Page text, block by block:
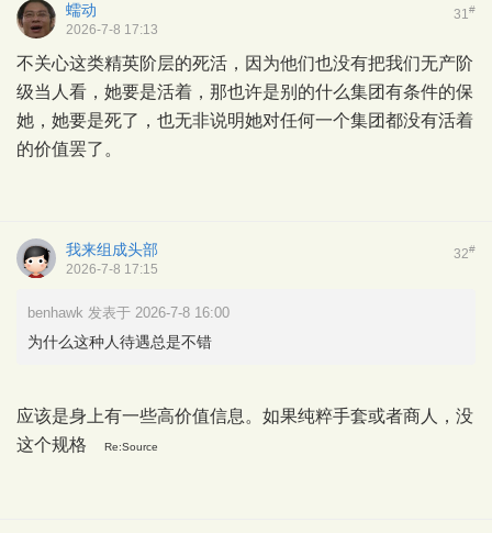
31#
蠕动
2026-7-8 17:13
不关心这类精英阶层的死活，因为他们也没有把我们无产阶
级当人看，她要是活着，那也许是别的什么集团有条件的保
她，她要是死了，也无非说明她对任何一个集团都没有活着
的价值罢了。
32#
我来组成头部
2026-7-8 17:15
benhawk 发表于 2026-7-8 16:00
为什么这种人待遇总是不错
应该是身上有一些高价值信息。如果纯粹手套或者商人，没
这个规格
Re:Source